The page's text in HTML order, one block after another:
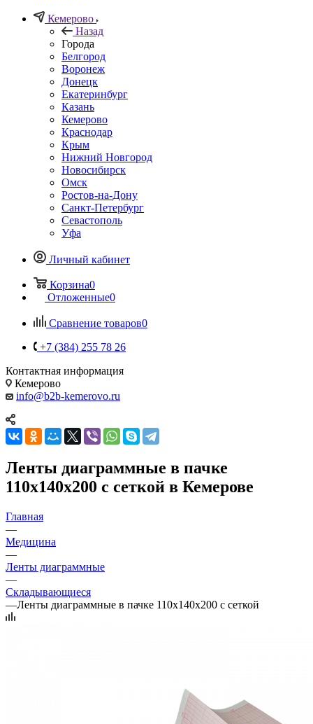
Кемерово
Назад
Города
Белгород
Воронеж
Донецк
Екатеринбург
Казань
Кемерово
Краснодар
Крым
Нижний Новгород
Новосибирск
Омск
Ростов-на-Дону
Санкт-Петербург
Севастополь
Уфа
Личный кабинет
Корзина0
Отложенные0
Сравнение товаров0
+7 (384) 255 78 26
Контактная информация
Кемерово
info@b2b-kemerovo.ru
Ленты диаграммные в пачке
110х140х200 с сеткой в Кемерове
Главная
—
Медицина
—
Ленты диаграммные
—
Складывающиеся
—Ленты диаграммные в пачке 110х140х200 с сеткой